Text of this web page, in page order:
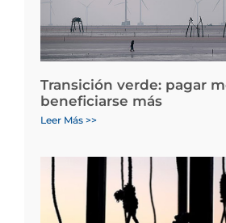
Transición verde: pagar
beneficiarse más
Leer Más >>